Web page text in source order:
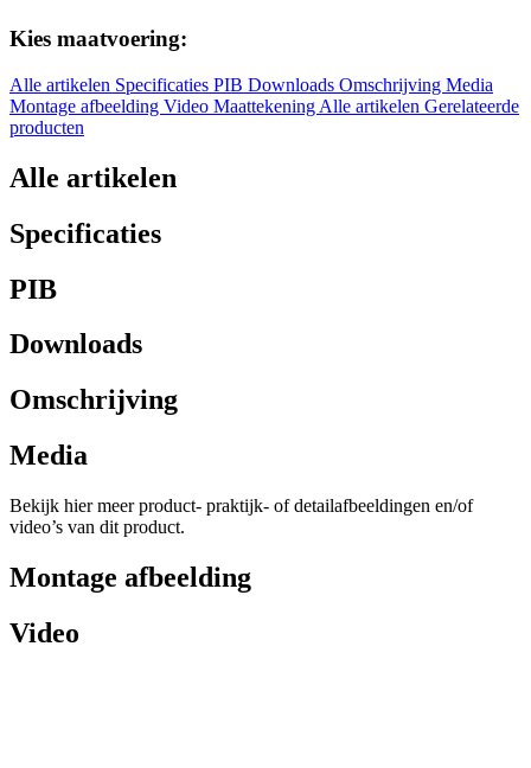
Kies maatvoering:
Alle artikelen Specificaties PIB Downloads Omschrijving Media
Montage afbeelding Video Maattekening Alle artikelen Gerelateerde
producten
Alle artikelen
Specificaties
PIB
Downloads
Omschrijving
Media
Bekijk hier meer product- praktijk- of detailafbeeldingen en/of
video’s van dit product.
Montage afbeelding
Video